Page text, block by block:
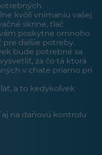
kvôli vnímaniu vašej
skrine, tlač
poskytne omnoho
pre ďalšie potreby.
bude potrebné sa
za čo tá ktorá
v chate priamo pri
a to kedykoľvek
na daňovú kontrolu